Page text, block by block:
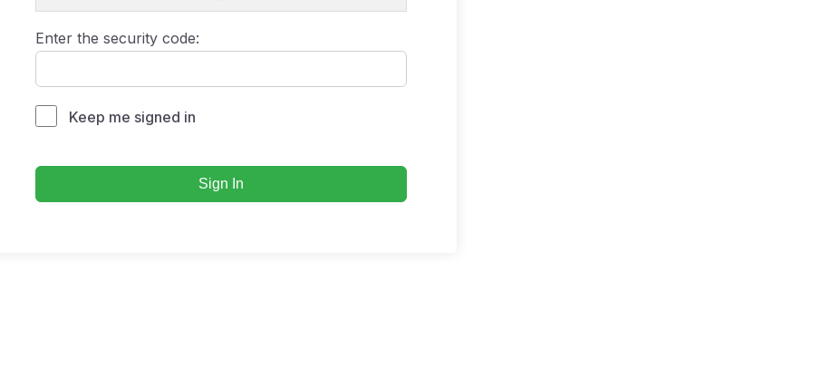
Enter the security code:
Keep me signed in
Sign In